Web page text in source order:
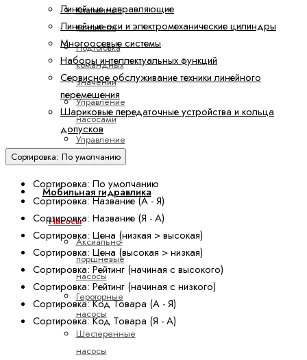
Клапанные
усилители
Подготовка
командных
значений
Управление
насосами
Управление
осями
Мобильная гидравлика
Насосы
Аксиально-
поршневые
насосы
Героторные
насосы
Шестеренные
насосы
Линейные направляющие
Линейные оси и электромеханические цилиндры
Многоосевые системы
Наборы интеллектуальных функций
Сервисное обслуживание техники линейного
перемещения
Шариковые передаточные устройства и кольца
допусков
Сортировка: По умолчанию
Сортировка: По умолчанию
Сортировка: Название (А - Я)
Сортировка: Название (Я - А)
Сортировка: Цена (низкая > высокая)
Сортировка: Цена (высокая > низкая)
Сортировка: Рейтинг (начиная с высокого)
Сортировка: Рейтинг (начиная с низкого)
Сортировка: Код Товара (А - Я)
Сортировка: Код Товара (Я - А)